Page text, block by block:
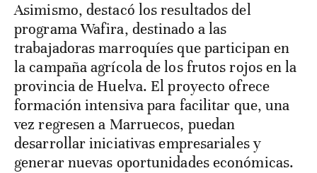
Asimismo, destacó los resultados del
programa Wafira, destinado a las
trabajadoras marroquíes que participan en
la campaña agrícola de los frutos rojos en la
provincia de Huelva. El proyecto ofrece
formación intensiva para facilitar que, una
vez regresen a Marruecos, puedan
desarrollar iniciativas empresariales y
generar nuevas oportunidades económicas.